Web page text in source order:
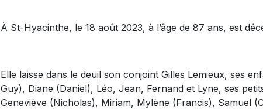
À St-Hyacinthe, le 18 août 2023, à l’âge de 87 ans, est
Elle laisse dans le deuil son conjoint Gilles Lemieux, ses
Guy), Diane (Daniel), Léo, Jean, Fernand et Lyne, ses
Geneviève (Nicholas), Miriam, Mylène (Francis), Samuel